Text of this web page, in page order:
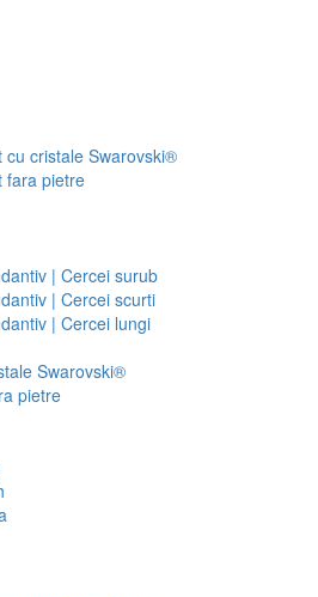
cu cristale Swarovski®
fara pietre
| Cercei surub
| Cercei scurti
| Cercei lungi
Swarovski®
pietre